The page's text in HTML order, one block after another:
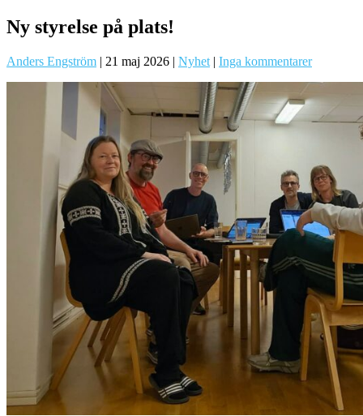
Ny styrelse på plats!
Anders Engström | 21 maj 2026 | Nyhet | Inga kommentarer